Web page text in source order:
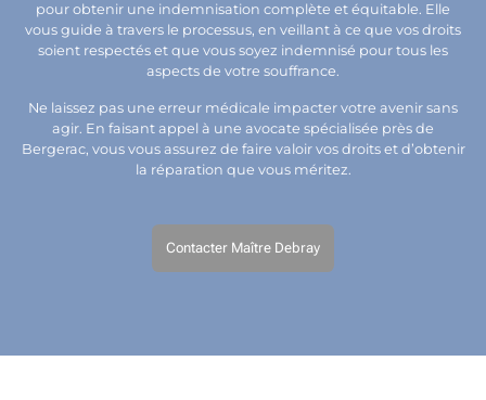
pour obtenir une indemnisation complète et équitable. Elle
vous guide à travers le processus, en veillant à ce que vos droits
soient respectés et que vous soyez indemnisé pour tous les
aspects de votre souffrance.
Ne laissez pas une erreur médicale impacter votre avenir sans
agir. En faisant appel à une avocate spécialisée près de
Bergerac, vous vous assurez de faire valoir vos droits et d’obtenir
la réparation que vous méritez.
Contacter Maître Debray